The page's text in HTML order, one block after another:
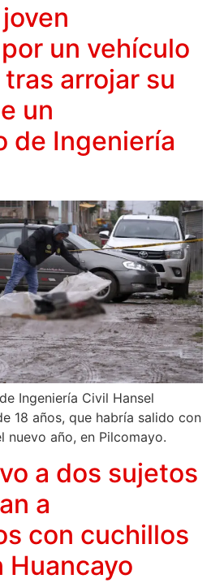
un vehículo
arrojar su
un
de Ingeniería
Ingeniería Civil Hansel
18 años, que habría salido con
nuevo año, en Pilcomayo.
a dos sujetos
a
con cuchillos
Huancayo